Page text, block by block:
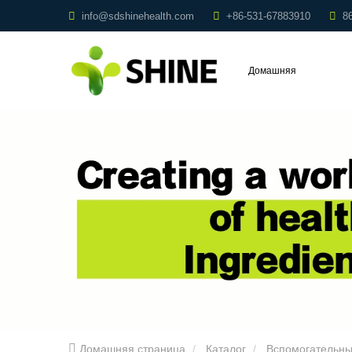
info@sdshinehealth.com +86-531-67883910
Домашняя
Домашняя страница Каталог